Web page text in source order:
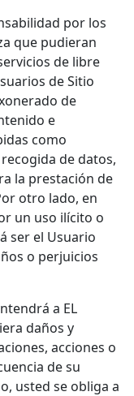
por los
que pudieran
de libre
de Sitio
de
e
como
de datos,
la prestación de
otro lado, en
un uso ilícito o
ser el Usuario
o perjuicios
a EL
daños y
acciones o
de su
usted se obliga a